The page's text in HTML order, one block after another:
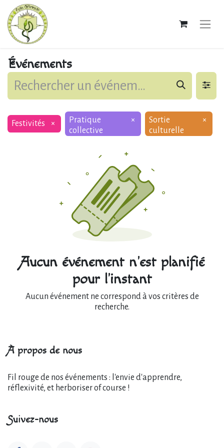
Événements
Festivités ×
Pratique
collective
×
Sortie
culturelle
×
Aucun événement n'est planifié
pour l'instant
Aucun événement ne correspond à vos critères de
recherche.
À propos de nous
Fil rouge de nos événements : l'envie d'apprendre,
réflexivité, et herboriser of course !
Suivez-nous